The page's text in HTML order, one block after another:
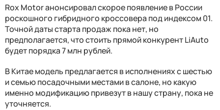
Rox Motor анонсировал скорое появление в России
роскошного гибридного кроссовера под индексом 01.
Точной даты старта продаж пока нет, но
предполагается, что стоить прямой конкурент LiAuto
будет порядка 7 млн рублей.
В Китае модель предлагается в исполнениях с шестью
и семью посадочными местами в салоне, но какую
именно модификацию привезут в нашу страну, пока не
уточняется.